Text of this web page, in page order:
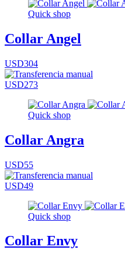
Quick shop
Collar Angel
USD304
USD273
Quick shop
Collar Angra
USD55
USD49
Quick shop
Collar Envy